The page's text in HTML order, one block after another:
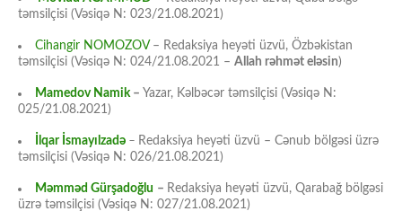
təmsilçisi (Vəsiqə N: 023/21.08.2021)
Cihangir NOMOZOV– Redaksiya heyəti üzvü, Özbəkistan
təmsilçisi (Vəsiqə N: 024/21.08.2021 – Allah rəhmət eləsin)
Mamedov Namik– Yazar, Kəlbəcər təmsilçisi (Vəsiqə N:
025/21.08.2021)
İlqar İsmayılzadə – Redaksiya heyəti üzvü – Cənub bölgəsi üzrə
təmsilçisi (Vəsiqə N: 026/21.08.2021)
Məmməd Gürşadoğlu – Redaksiya heyəti üzvü, Qarabağ bölgəsi
üzrə təmsilçisi (Vəsiqə N: 027/21.08.2021)